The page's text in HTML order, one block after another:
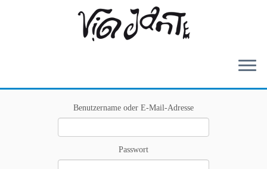
Benutzername oder E-Mail-Adresse
Passwort